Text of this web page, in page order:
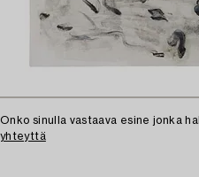
Onko sinulla vastaava esine jonka
yhteyttä